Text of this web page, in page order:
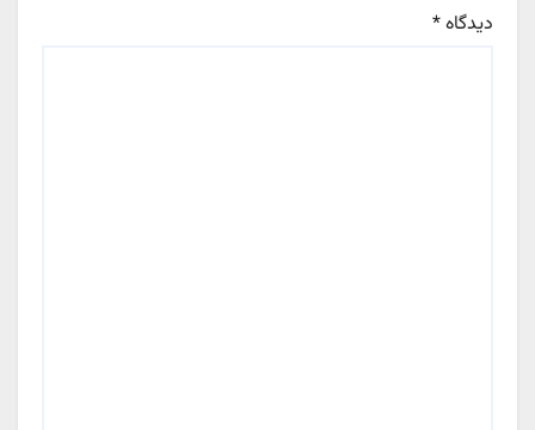
دیدگاه*